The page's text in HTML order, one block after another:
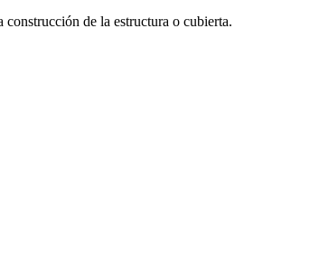
de la estructura o cubierta.